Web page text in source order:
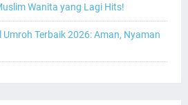
Wanita yang Lagi Hits!
Terbaik 2026: Aman, Nyaman